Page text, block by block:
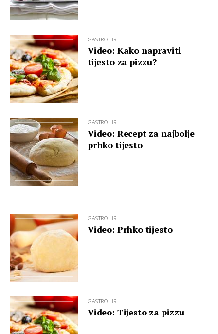
GASTRO.HR
Video: Kako napraviti
tijesto za pizzu?
GASTRO.HR
Video: Recept za najbolje
prhko tijesto
GASTRO.HR
Video: Prhko tijesto
GASTRO.HR
Video: Tijesto za pizzu